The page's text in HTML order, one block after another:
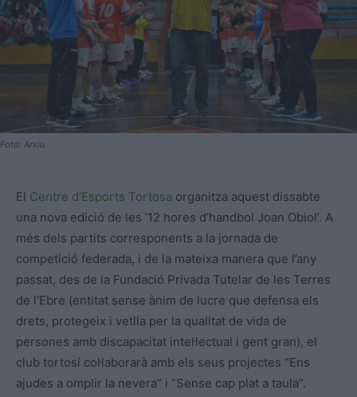
Foto: Arxiu
El Centre d’Esports Tortosa organitza aquest dissabte
una nova edició de les ’12 hores d’handbol Joan Obiol’. A
més dels partits corresponents a la jornada de
competició federada, i de la mateixa manera que l’any
passat, des de la Fundació Privada Tutelar de les Terres
de l’Ebre (entitat sense ànim de lucre que defensa els
drets, protegeix i vetlla per la qualitat de vida de
persones amb discapacitat intel·lectual i gent gran), el
club tortosí col·laborarà amb els seus projectes “Ens
ajudes a omplir la nevera” i “Sense cap plat a taula”.